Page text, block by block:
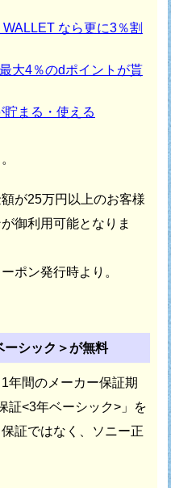
なら更に3％割
大4％のdポイントが貰
まる・使える
が25万円以上のお客様
御利用可能となりま
ポン発行時より。
ーシック＞が無料
年間のメーカー保証期
証<3年ベーシック>」を
証ではなく、ソニー正